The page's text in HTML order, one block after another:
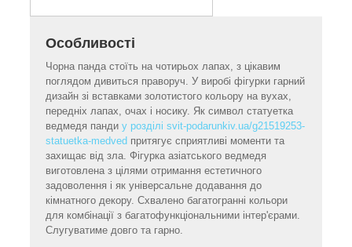
Особливості
Чорна панда стоїть на чотирьох лапах, з цікавим
поглядом дивиться праворуч. У виробі фігурки гарний
дизайн зі вставками золотистого кольору на вухах,
передніх лапах, очах і носику. Як символ статуетка
ведмедя панди у розділі svit-podarunkiv.ua/g21519253-
statuetka-medved притягує сприятливі моменти та
захищає від зла. Фігурка азіатського ведмедя
виготовлена з цілями отримання естетичного
задоволення і як універсальне додавання до
кімнатного декору. Схвалено багатогранні кольори
для комбінації з багатофункціональними інтер'єрами.
Слугуватиме довго та гарно.